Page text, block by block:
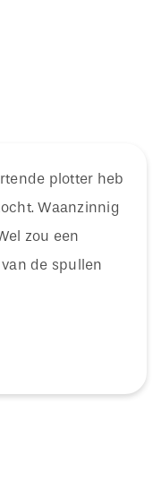
plotter heb
Waanzinnig
zou een
de spullen